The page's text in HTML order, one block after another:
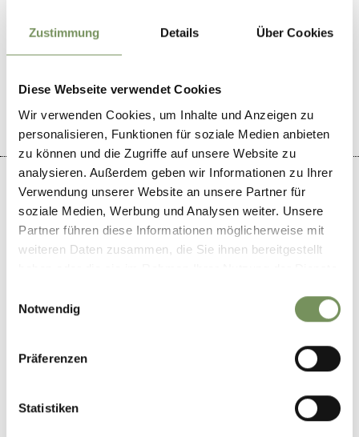
Zustimmung Details Über Cookies
Diese Webseite verwendet Cookies
Wir verwenden Cookies, um Inhalte und Anzeigen zu
personalisieren, Funktionen für soziale Medien anbieten
zu können und die Zugriffe auf unsere Website zu
analysieren. Außerdem geben wir Informationen zu Ihrer
Verwendung unserer Website an unsere Partner für
soziale Medien, Werbung und Analysen weiter. Unsere
Partner führen diese Informationen möglicherweise mit
weiteren Daten zusammen, die Sie ihnen bereitgestellt
Notwendig
Präferenzen
Statistiken
+